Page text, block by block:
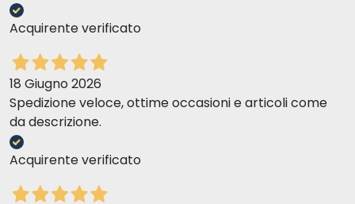
Acquirente verificato
18 Giugno 2026
Spedizione veloce, ottime occasioni e articoli come
da descrizione.
Acquirente verificato